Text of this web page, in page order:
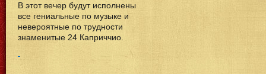
В этот вечер будут исполнены
все гениальные по музыке и
невероятные по трудности
знаменитые 24 Каприччио.